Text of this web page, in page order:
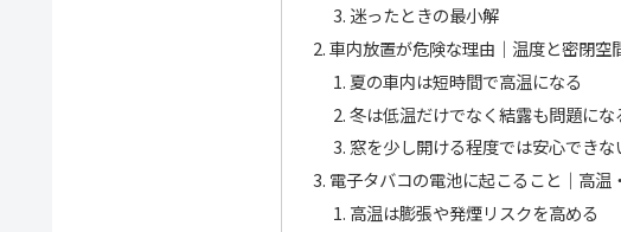
迷ったときの最小解
車内放置が危険な理由｜温度と密閉空
夏の車内は短時間で高温になる
冬は低温だけでなく結露も問題にな
窓を少し開ける程度では安心できな
電子タバコの電池に起こること｜高温
高温は膨張や発煙リスクを高める